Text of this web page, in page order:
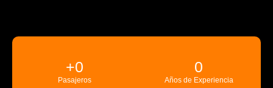
Pasajeros
+0
Años de Experiencia
0